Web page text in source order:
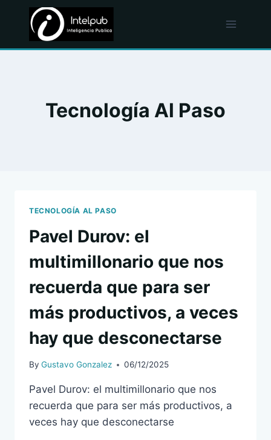
content
Tecnología Al Paso
TECNOLOGÍA AL PASO
Pavel Durov: el
multimillonario que nos
recuerda que para ser
más productivos, a veces
hay que desconectarse
By Gustavo Gonzalez 06/12/2025
Pavel Durov: el multimillonario que nos
recuerda que para ser más productivos, a
veces hay que desconectarse